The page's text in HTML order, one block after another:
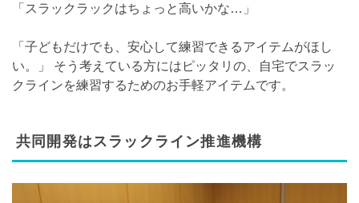
「スラックラックはちょっと高いかな…」
「子どもだけでも、安心して練習できるアイテムがほし
い。」 そう考えている方にはピッタリの、自宅でスラッ
クラインを練習するためのお手軽アイテムです。
共同開発はスラックライン推進機構